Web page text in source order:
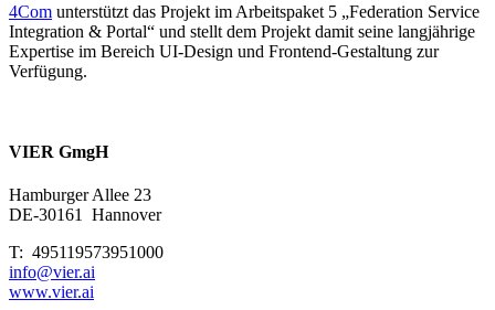
4Com unterstützt das Projekt im Arbeitspaket 5 „Federation Service
Integration & Portal“ und stellt dem Projekt damit seine langjährige
Expertise im Bereich UI-Design und Frontend-Gestaltung zur
Verfügung.
VIER GmgH
Hamburger Allee 23
DE-30161
Hannover
T: 495119573951000
info@vier.ai
www.vier.ai